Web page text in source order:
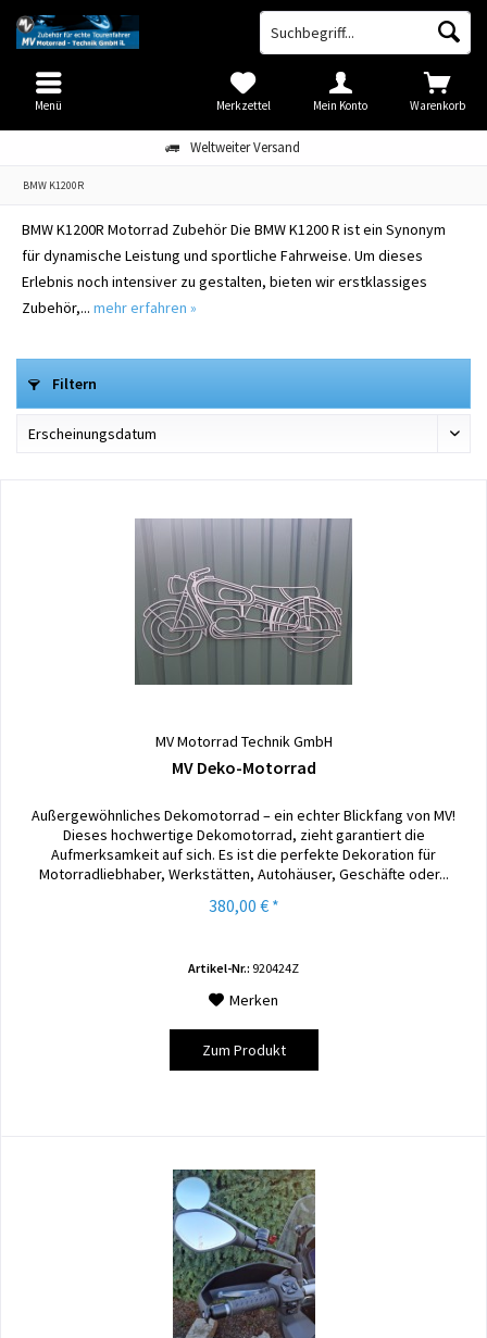
Weltweiter Versand
Warenkorb
Merkzettel Mein Konto
Menü
BMW K1200R
BMW K1200R Motorrad Zubehör Die BMW K1200 R ist ein Synonym
für dynamische Leistung und sportliche Fahrweise. Um dieses
Erlebnis noch intensiver zu gestalten, bieten wir erstklassiges
Zubehör,... mehr erfahren »
Filtern
MV Motorrad Technik GmbH
MV Deko-Motorrad
Außergewöhnliches Dekomotorrad – ein echter Blickfang von MV!
Dieses hochwertige Dekomotorrad, zieht garantiert die
Aufmerksamkeit auf sich. Es ist die perfekte Dekoration für
Motorradliebhaber, Werkstätten, Autohäuser, Geschäfte oder...
380,00 € *
Artikel-Nr.: 920424Z
Merken
Zum Produkt